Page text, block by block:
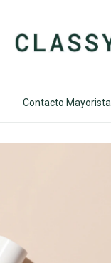
Contacto Mayorista